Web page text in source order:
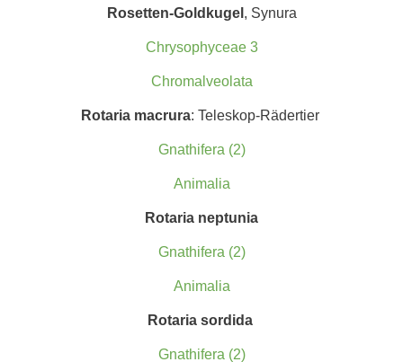
Rosetten-Goldkugel , Synura
Chrysophyceae 3
Chromalveolata
Rotaria macrura: Teleskop-Rädertier
Gnathifera (2)
Animalia
Rotaria neptunia
Gnathifera (2)
Animalia
Rotaria sordida
Gnathifera (2)